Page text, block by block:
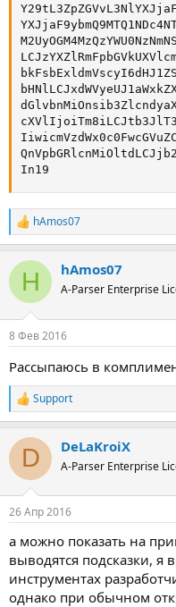
In19
Р
е
к
и
hAmos07
H hAmos07
A-Parser Enterprise
8 Фев 2016
Рассыпаюсь в
Р
е
к
и
Support
D DeLaKroiX
A-Parser Enterprise
26 Апр 2016
а можно показать на
выводятся подсказки, я
инструментах
однако при обычном